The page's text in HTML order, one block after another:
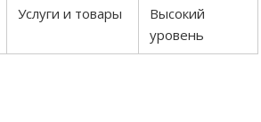
Услуги и товары
Высокий
уровень